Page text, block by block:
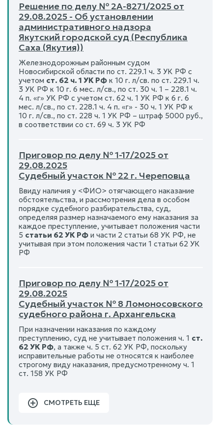
Решение по делу № 2А-8271/2025 от
29.08.2025 - Об установлении
административного надзора
Якутский городской суд (Республика
Саха (Якутия))
Железнодорожным районным судом
Новосибирской области по ст. 229.1 ч. 3 УК РФ с
учетом ст. 62 ч. 1 УК РФ к 10 г. л/св. по ст. 229.1 ч.
3 УК РФ к 10 г. 6 мес. л/св., по ст. 30 ч. 1 – 228.1 ч.
4 п. «г» УК РФ с учетом ст. 62 ч. 1 УК РФ к 6 г. 6
мес. л/св., по ст. 228.1 ч. 4 п. «г» - 30 ч. 1 УК РФ к
10 г. л/св., по ст. 228 ч. 1 УК РФ – штраф 5000 руб.,
в соответствии со ст. 69 ч. 3 УК РФ
Приговор по делу № 1-17/2025 от
29.08.2025
Судебный участок № 22 г. Череповца
Ввиду наличия у <ФИО> отягчающего наказание
обстоятельства, и рассмотрения дела в особом
порядке судебного разбирательства, суд,
определяя размер назначаемого ему наказания за
каждое преступление, учитывает положения части
5 статьи 62 УК РФ и части 2 статьи 68 УК РФ, не
учитывая при этом положения части 1 статьи 62 УК
РФ
Приговор по делу № 1-17/2025 от
29.08.2025
Судебный участок № 8 Ломоносовского
судебного района г. Архангельска
При назначении наказания по каждому
преступлению, суд не учитывает положения ч. 1 ст.
62 УК РФ, а также ч. 5 ст. 62 УК РФ, поскольку
исправительные работы не относятся к наиболее
строгому виду наказания, предусмотренному ч. 1
ст. 158 УК РФ
СМОТРЕТЬ ЕЩЕ